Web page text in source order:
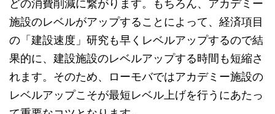
どの消費削減に繋がります。もちろん、アカデミー
施設のレベルがアップすることによって、経済項目
の「建設速度」研究も早くレベルアップするので結
果的に、建設施設のレベルアップする時間も短縮さ
れます。そのため、ローモバではアカデミー施設の
レベルアップこそが最短レベル上げを行うにあたっ